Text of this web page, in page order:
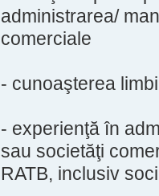
administrarea/
comerciale
- cunoaşterea
- experienţă în
sau societăţi
RATB, inclusiv